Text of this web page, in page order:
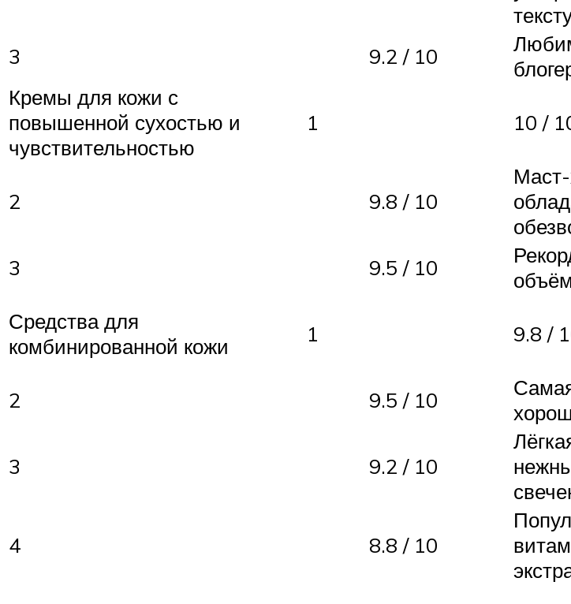
3
9.2 / 10
Кремы для кожи с
повышенной сухостью и
чувствительностью
1 10 /
2 9.8 / 10
3
9.5 / 10
Средства для
комбинированной кожи
1 9.8 /
2
9.5 / 10
3 9.2 / 10
4 8.8 / 10